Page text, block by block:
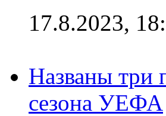
17.8.2023,
Названы три
сезона УЕФА